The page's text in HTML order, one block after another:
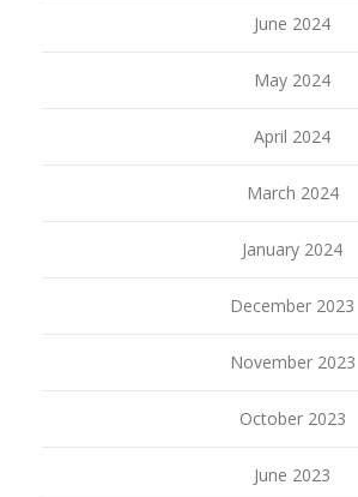
June 2024
May 2024
April 2024
March 2024
January 2024
December 2023
November 2023
October 2023
June 2023